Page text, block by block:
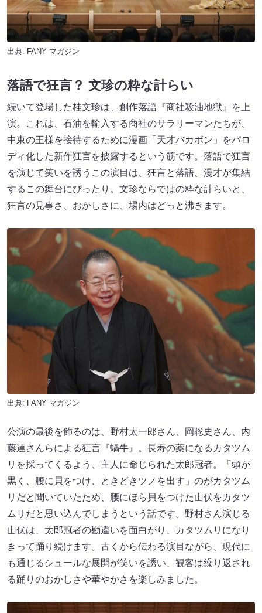
出典: FANY マガジン
落語で狂言？ 文珍の粋な計らい
続いて登場した桂文珍は、創作落語『商社殺油地獄』を上
演。これは、石油を輸入する商社のサラリーマンたちが、
中東の王様を接待するために漫画「天才バカボン」をパロ
ディ化した新作狂言を披露するという筋です。落語で狂言
を演じて笑いを誘うこの演目は、狂言と落語、漫才が集結
するこの舞台にぴったり。文珍ならではの粋な計らいと、
狂言の見事さ、おかしさに、場内はどっと沸きます。
出典: FANY マガジン
公演の最後を飾るのは、野村太一郎さん、岡聡史さん、内
藤連さんらによる狂言『蝸牛』。長寿の薬になるカタツム
リを採ってくるよう、主人に命じられた太郎冠者。「頭が
黒く、腰に貝をつけ、ときどきツノを出す」のがカタツム
リだと聞いていたため、腰にほら貝をつけた山伏をカタツ
ムリだと思い込んでしまうという話です。野村さん演じる
山伏は、太郎冠者の勘違いを面白がり、カタツムリになり
きって踊り続けます。古くから伝わる演目ながら、現代に
も通じるシュールな展開が笑いを誘い、観客は繰り返され
る踊りのおかしさや華やかさを楽しみました。